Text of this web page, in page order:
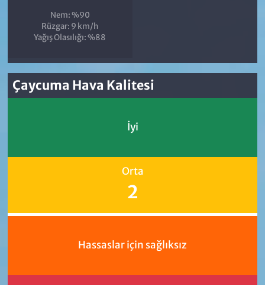
Nem: %90
Rüzgar: 9 km/h
Yağış Olasılığı: %88
Çaycuma Hava Kalitesi
İyi
Orta
2
Hassaslar için sağlıksız